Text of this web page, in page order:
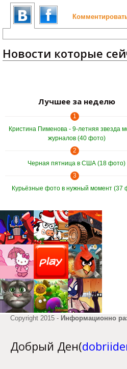
Новости которые
Лучшее за неделю
1
Кристина Пименова - 9-летняя звезда
журналов (40 фото)
2
Черная пятница в США (18 фото)
3
Курьёзные фото в нужный момент (37
Copyright 2015 - Информационно
Добрый Ден(